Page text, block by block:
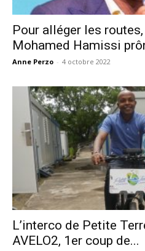
Pour alléger les
Mohamed Hamissi
Anne Perzo - 4 octobre 2022
L’interco de Petite
AVELO2, 1er coup de...